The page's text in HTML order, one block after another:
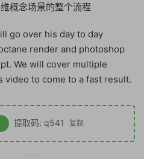
概念场景的整个流程
go over his day to day
render and photoshop
We will cover multiple
video to come to a fast result.
提取码: q541 复制